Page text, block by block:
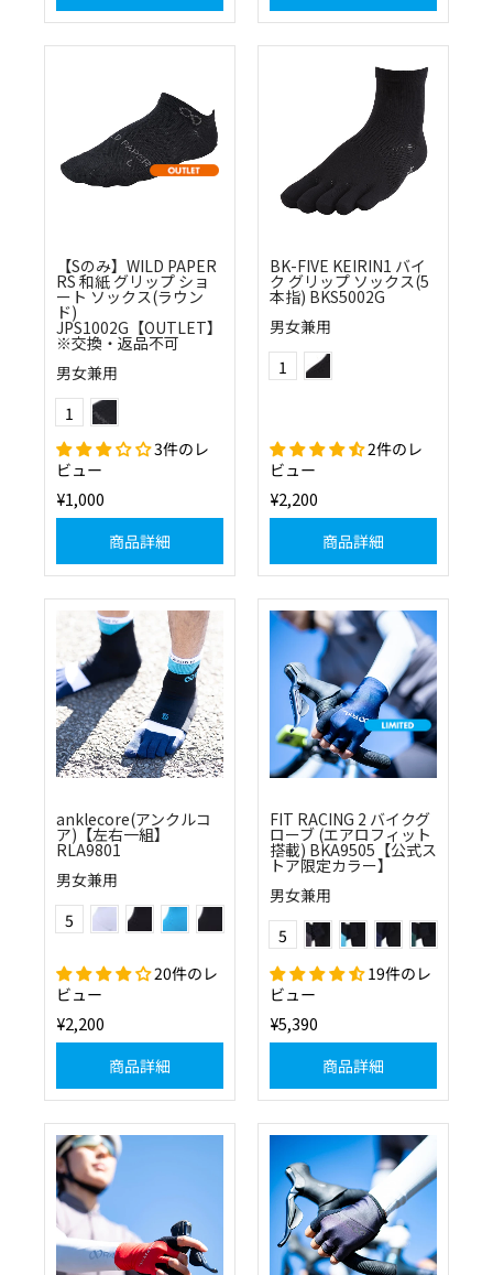
【Sのみ】WILD PAPER
RS 和紙 グリップ ショ
ート ソックス(ラウン
ド)
JPS1002G【OUTLET】
※交換・返品不可
男女兼用
Color
1
3件のレ
ビュー
¥1,000
商品詳細
BK-FIVE KEIRIN1 バイ
ク グリップ ソックス(5
本指) BKS5002G
男女兼用
Color
1
2件のレ
ビュー
¥2,200
商品詳細
anklecore(アンクルコ
ア)【左右一組】
RLA9801
男女兼用
Color
5
(1011)ブラック×チャコール
(2401)ライトブルー×ホワイト
(1024)ブラック×ライトブルー
(5124)フラッシュイエロー×ライトブルー【限定カラー】
20件のレ
ビュー
¥2,200
商品詳細
FIT RACING 2 バイクグ
ローブ (エアロフィット
搭載) BKA9505【公式ス
トア限定カラー】
男女兼用
Color
5
(03)ベージュ
19件のレ
ビュー
¥5,390
商品詳細